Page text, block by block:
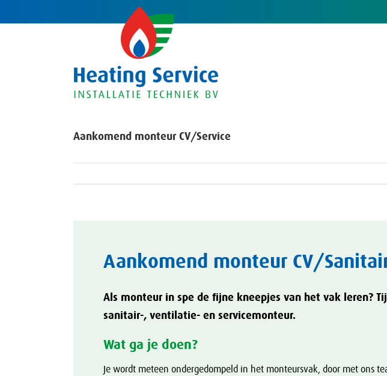
naar
Aankomend monteur CV/Service
Aankomend monteur CV/
Als monteur in spe de fijne kneepjes van het vak leren?
sanitair-, ventilatie- en servicemonteur.
Wat ga je doen?
Je wordt meteen ondergedompeld in het monteursvak, door met ons